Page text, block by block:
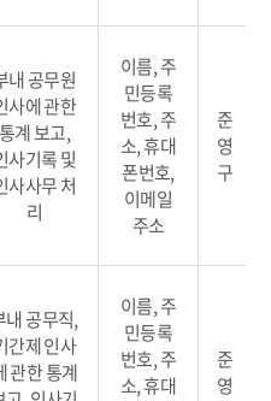
내 공무원
사에 관한
통계 보고,
사기록 및
사사무 처
리
이름, 주
민등록
번호, 주
소, 휴대
폰번호,
이메일
주소
준
영
구
내 공무직,
간제 인사
관한 통계
이름, 주
민등록
번호, 주
소, 휴대
준
영